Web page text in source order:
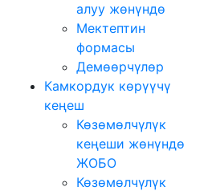
алуу жөнүндө
Мектептин
формасы
Демөөрчүлөр
Камкордук көрүүчү
кеңеш
Көзөмөлчүлүк
кеңеши жөнүндө
ЖОБО
Көзөмөлчүлүк